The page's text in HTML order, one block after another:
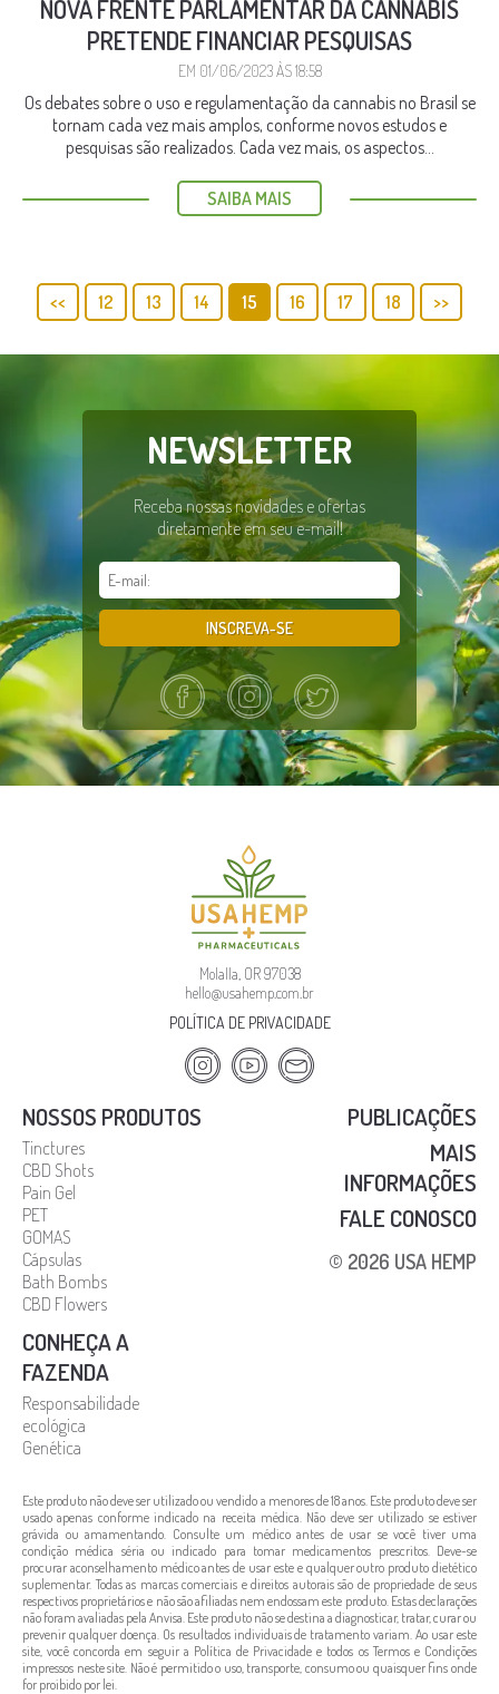
NOVA FRENTE PARLAMENTAR DA CANNABIS
PRETENDE FINANCIAR PESQUISAS
EM 01/06/2023 ÀS 18:58
Os debates sobre o uso e regulamentação da cannabis no Brasil se
tornam cada vez mais amplos, conforme novos estudos e
pesquisas são realizados. Cada vez mais, os aspectos...
SAIBA MAIS
<< 12 13 14 15 16 17 18 >>
NEWSLETTER
Receba nossas novidades e ofertas
diretamente em seu e-mail!
INSCREVA-SE
NOSSOS PRODUTOS
Tinctures
CBD Shots
Pain Gel
PET
GOMAS
Cápsulas
Bath Bombs
CBD Flowers
CONHEÇA A
FAZENDA
Responsabilidade
ecológica
Genética
Molalla, OR 97038
hello@usahemp.com.br
POLÍTICA DE PRIVACIDADE
PUBLICAÇÕES
MAIS
INFORMAÇÕES
FALE CONOSCO
© 2026 USA HEMP
Este produto não deve ser utilizado ou vendido a menores de 18 anos. Este produto deve ser
usado apenas conforme indicado na receita médica. Não deve ser utilizado se estiver
grávida ou amamentando. Consulte um médico antes de usar se você tiver uma
condição médica séria ou indicado para tomar medicamentos prescritos. Deve-se
procurar aconselhamento médico antes de usar este e qualquer outro produto dietético
suplementar. Todas as marcas comerciais e direitos autorais são de propriedade de seus
respectivos proprietários e não são afiliadas nem endossam este produto. Estas declarações
não foram avaliadas pela Anvisa. Este produto não se destina a diagnosticar, tratar, curar ou
prevenir qualquer doença. Os resultados individuais de tratamento variam. Ao usar este
site, você concorda em seguir a Política de Privacidade e todos os Termos e Condições
impressos neste site. Não é permitido o uso, transporte, consumo ou quaisquer fins onde
for proibido por lei.